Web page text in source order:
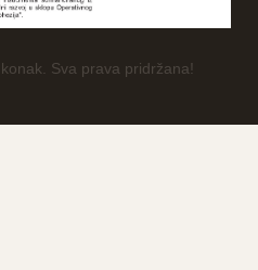
Sva prava pridržana!